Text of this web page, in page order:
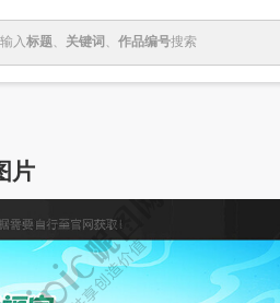
入标题、 关键词 、 作品编号搜索
片